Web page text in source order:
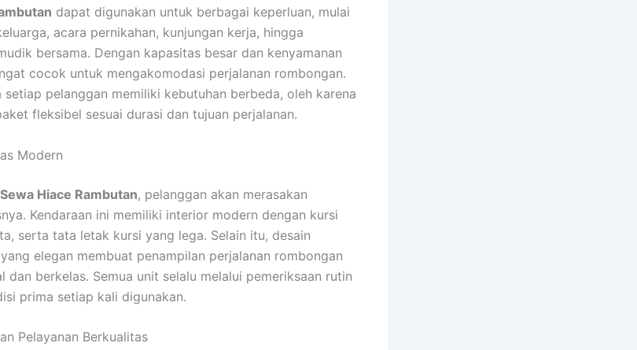
dapat digunakan untuk berbagai keperluan, mulai
acara pernikahan, kunjungan kerja, hingga
bersama. Dengan kapasitas besar dan kenyamanan
cocok untuk mengakomodasi perjalanan rombongan.
setiap pelanggan memiliki kebutuhan berbeda, oleh karena
fleksibel sesuai durasi dan tujuan perjalanan.
Modern
Sewa Hiace Rambutan, pelanggan akan merasakan
Kendaraan ini memiliki interior modern dengan kursi
serta tata letak kursi yang lega. Selain itu, desain
elegan membuat penampilan perjalanan rombongan
berkelas. Semua unit selalu melalui pemeriksaan rutin
prima setiap kali digunakan.
Pelayanan Berkualitas